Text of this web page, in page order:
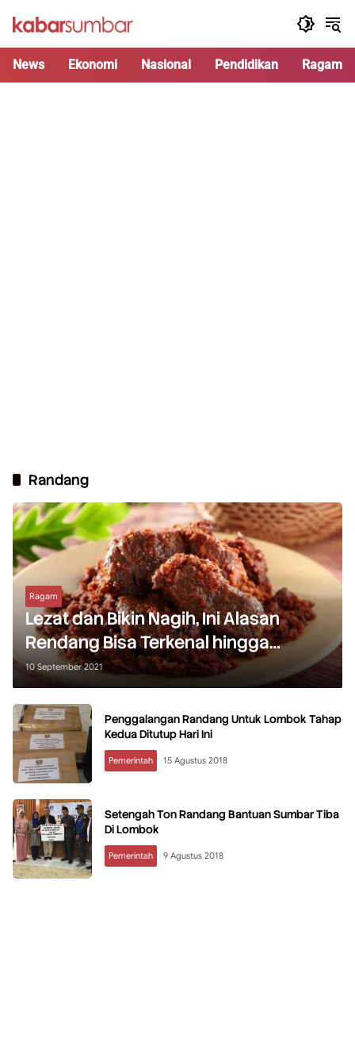
News Ekonomi Nasional Pendidikan Ragam
Randang
Ragam
Lezat dan Bikin Nagih, Ini Alasan
Rendang Bisa Terkenal hingga
Mancanegara !
10 September 2021
Penggalangan Randang Untuk Lombok Tahap
Kedua Ditutup Hari Ini
Pemerintah 15 Agustus 2018
Setengah Ton Randang Bantuan Sumbar Tiba
Di Lombok
Pemerintah 9 Agustus 2018